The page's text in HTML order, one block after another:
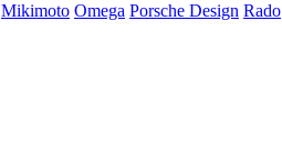
Mikimoto Omega Porsche Design Rado